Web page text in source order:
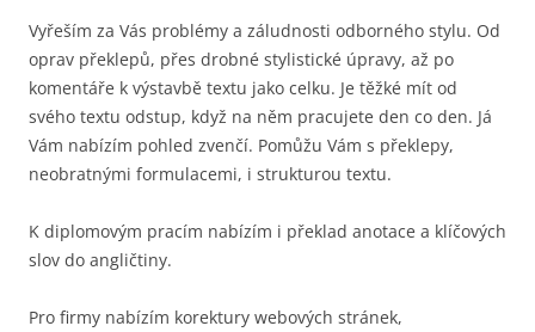
Vyřeším za Vás problémy a záludnosti odborného stylu. Od
oprav překlepů, přes drobné stylistické úpravy, až po
komentáře k výstavbě textu jako celku. Je těžké mít od
svého textu odstup, když na něm pracujete den co den. Já
Vám nabízím pohled zvenčí. Pomůžu Vám s překlepy,
neobratnými formulacemi, i strukturou textu.
K diplomovým pracím nabízím i překlad anotace a klíčových
slov do angličtiny.
Pro firmy nabízím korektury webových stránek,